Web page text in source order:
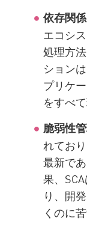
依存関
エコシ
処理方
ション
プリケ
をすべ
脆弱性
れてお
最新で
果、
り、開
くのに